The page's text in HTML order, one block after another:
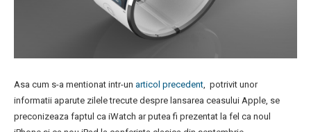
Asa cum s-a mentionat intr-un articol precedent , potrivit unor
informatii aparute zilele trecute despre lansarea ceasului Apple, se
preconizeaza faptul ca iWatch ar putea fi prezentat la fel ca noul